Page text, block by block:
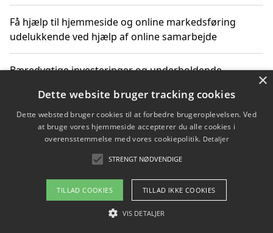
Få hjælp til hjemmeside og online markedsføring
udelukkende ved hjælp af online samarbejde
Bæredygtige investeringer og underholdende
Sådan kan online møder for virksomheder fremme
grønne investeringer
Copyright 2026 - Pilanto Aps
Om / kontakt
×
Dette website bruger tracking cookies
Dette websted bruger cookies til at forbedre brugeroplevelsen. Ved
at bruge vores hjemmeside accepterer du alle cookies i
overensstemmelse med vores cookiepolitik. Detaljer
STRENGT NØDVENDIGE
TILLAD COOKIES TILLAD IKKE COOKIES
VIS DETALJER